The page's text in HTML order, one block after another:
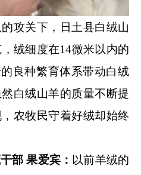
关下，日土县白绒山
绒细度在14微米以内的
良种繁育体系带动白绒
白绒山羊的质量不断提
农牧民守着好绒却始终
部 果爱宾： 以前羊绒的